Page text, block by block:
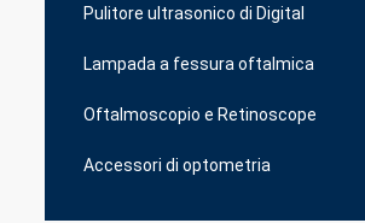
Pulitore ultrasonico di Digital
Lampada a fessura oftalmica
Oftalmoscopio e Retinoscope
Accessori di optometria